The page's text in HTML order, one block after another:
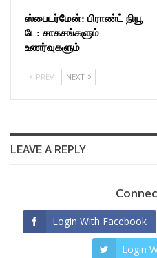
ஸ்பைடர்மேன்: பிராண்ட் நியூ
டே: சாகசங்களும்
உணர்வுகளும்
PREV NEXT
LEAVE A REPLY
Login With Facebook
Login